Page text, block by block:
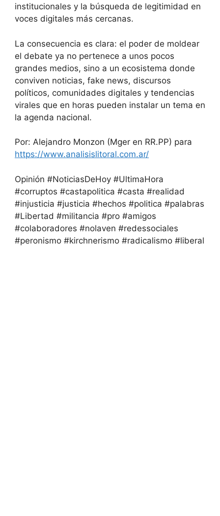
institucionales y la búsqueda de legitimidad en
voces digitales más cercanas.
La consecuencia es clara: el poder de moldear
el debate ya no pertenece a unos pocos
grandes medios, sino a un ecosistema donde
conviven noticias, fake news, discursos
políticos, comunidades digitales y tendencias
virales que en horas pueden instalar un tema en
la agenda nacional.
Por: Alejandro Monzon (Mger en RR.PP) para
https://www.analisislitoral.com.ar/
Opinión #NoticiasDeHoy #UltimaHora
#corruptos #castapolitica #casta #realidad
#injusticia #justicia #hechos #politica #palabras
#Libertad #militancia #pro #amigos
#colaboradores #nolaven #redessociales
#peronismo #kirchnerismo #radicalismo #liberal